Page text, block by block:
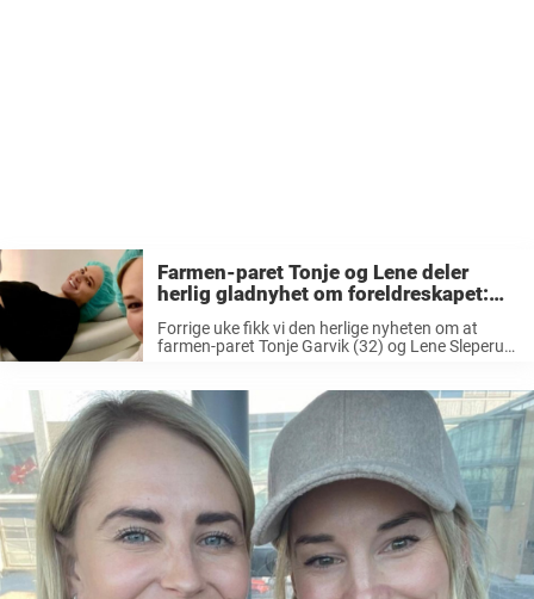
Farmen-paret Tonje og Lene deler
herlig gladnyhet om foreldreskapet:
Forrige uke fikk vi den herlige nyheten om at
farmen-paret Tonje Garvik (32) og Lene Sleperud
...